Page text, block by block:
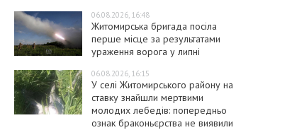
06.08.2026, 16:48
Житомирська бригада посіла
перше місце за результатами
ураження ворога у липні
06.08.2026, 16:15
У селі Житомирського району на
ставку знайшли мертвими
молодих лебедів: попередньо
ознак браконьєрства не виявили